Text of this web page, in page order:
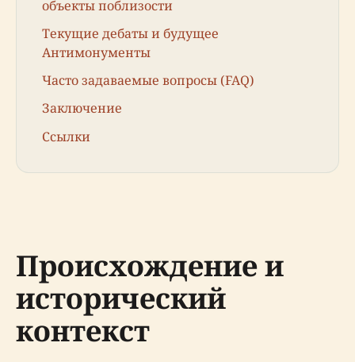
объекты поблизости
Текущие дебаты и будущее
Антимонументы
Часто задаваемые вопросы (FAQ)
Заключение
Ссылки
Происхождение и
исторический
контекст